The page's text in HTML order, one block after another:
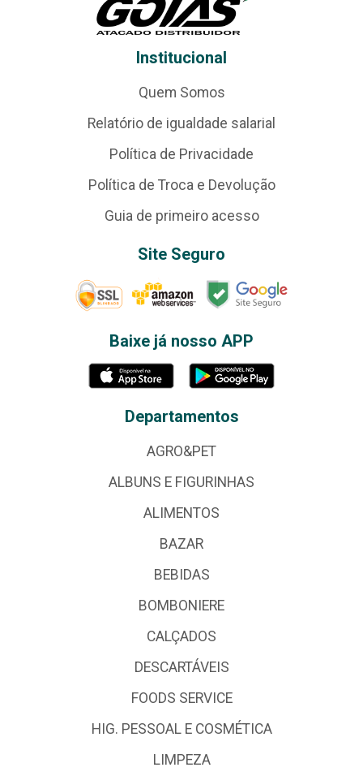
Institucional
Quem Somos
Relatório de igualdade salarial
Política de Privacidade
Política de Troca e Devolução
Guia de primeiro acesso
Site Seguro
Baixe já nosso APP
Departamentos
AGRO&PET
ALBUNS E FIGURINHAS
ALIMENTOS
BAZAR
BEBIDAS
BOMBONIERE
CALÇADOS
DESCARTÁVEIS
FOODS SERVICE
HIG. PESSOAL E COSMÉTICA
LIMPEZA